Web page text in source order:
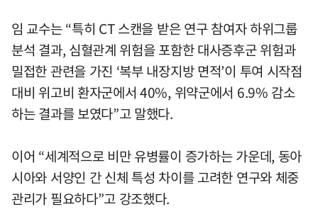
임 교수는 “특히 CT 스캔을 받은 연구 참여자 하위그룹
분석 결과, 심혈관계 위험을 포함한 대사증후군 위험과
밀접한 관련을 가진 ‘복부 내장지방 면적’이 투여 시작점
대비 위고비 환자군에서 40%, 위약군에서 6.9% 감소
하는 결과를 보였다”고 말했다.
이어 “세계적으로 비만 유병률이 증가하는 가운데, 동아
시아와 서양인 간 신체 특성 차이를 고려한 연구와 체중
관리가 필요하다”고 강조했다.